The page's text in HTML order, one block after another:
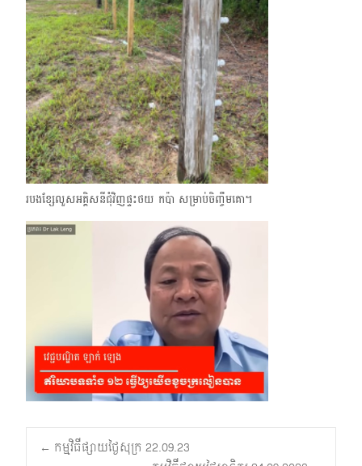
របងខ្សែលួសអគ្គិសនីជុំវិញផ្ទះថយ កប៉ា សម្រាប់ចិញ្ចឹមគោ។
← កម្មវិធីផ្សាយថ្ងៃសុក្រ 22.09.23